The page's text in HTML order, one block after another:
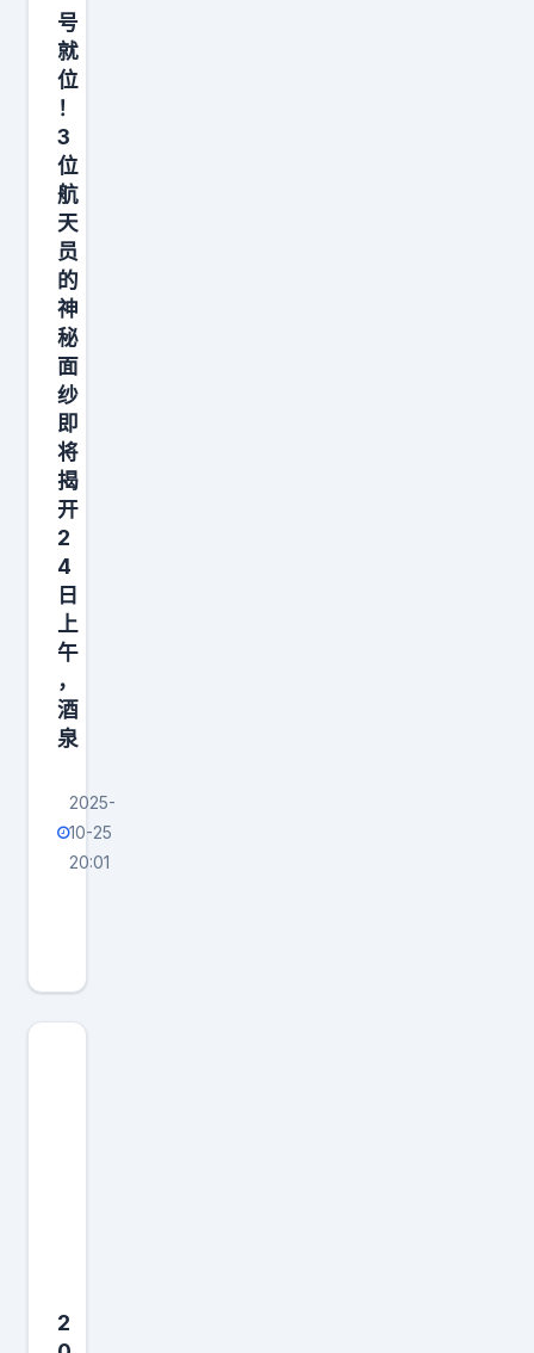
个
意
想
不
到
的
地
方
被
瞬
间
“
攻
陷
”
—
—
号
就
位
！
3
位
航
天
员
的
神
秘
面
纱
即
将
揭
开
2
4
日
上
午
，
酒
泉
2025-
10-25
20:01
门
升
就
2